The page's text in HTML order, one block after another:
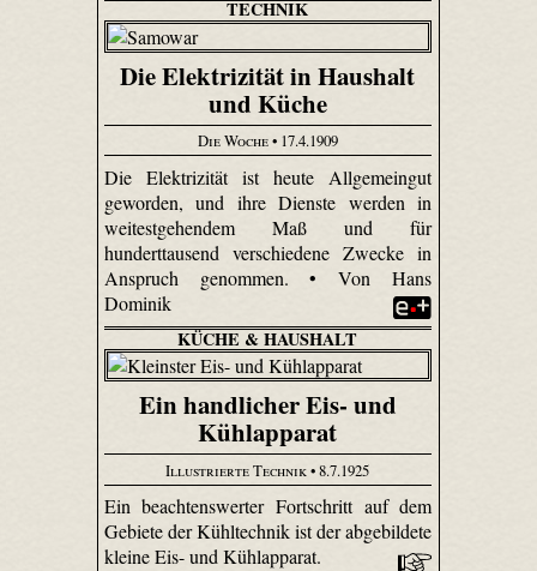
TECHNIK
Die Elektrizität in Haushalt
und Küche
Die Woche• 17.4.1909
Die Elektrizität ist heute Allgemeingut
geworden, und ihre Dienste werden in
weitestgehendem Maß und für
hunderttausend verschiedene Zwecke in
Anspruch genommen. • Von Hans
Dominik
KÜCHE & HAUSHALT
Ein handlicher Eis- und
Kühlapparat
Illustrierte Technik• 8.7.1925
Ein beachtenswerter Fortschritt auf dem
Gebiete der Kühltechnik ist der abgebildete
kleine Eis- und Kühlapparat.